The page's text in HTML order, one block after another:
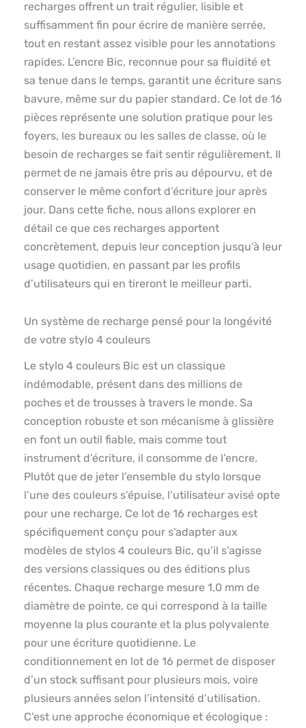
recharges offrent un trait régulier, lisible et
suffisamment fin pour écrire de manière serrée,
tout en restant assez visible pour les annotations
rapides. L’encre Bic, reconnue pour sa fluidité et
sa tenue dans le temps, garantit une écriture sans
bavure, même sur du papier standard. Ce lot de 16
pièces représente une solution pratique pour les
foyers, les bureaux ou les salles de classe, où le
besoin de recharges se fait sentir régulièrement. Il
permet de ne jamais être pris au dépourvu, et de
conserver le même confort d’écriture jour après
jour. Dans cette fiche, nous allons explorer en
détail ce que ces recharges apportent
concrètement, depuis leur conception jusqu’à leur
usage quotidien, en passant par les profils
d’utilisateurs qui en tireront le meilleur parti.
Un système de recharge pensé pour la longévité
de votre stylo 4 couleurs
Le stylo 4 couleurs Bic est un classique
indémodable, présent dans des millions de
poches et de trousses à travers le monde. Sa
conception robuste et son mécanisme à glissière
en font un outil fiable, mais comme tout
instrument d’écriture, il consomme de l’encre.
Plutôt que de jeter l’ensemble du stylo lorsque
l’une des couleurs s’épuise, l’utilisateur avisé opte
pour une recharge. Ce lot de 16 recharges est
spécifiquement conçu pour s’adapter aux
modèles de stylos 4 couleurs Bic, qu’il s’agisse
des versions classiques ou des éditions plus
récentes. Chaque recharge mesure 1,0 mm de
diamètre de pointe, ce qui correspond à la taille
moyenne la plus courante et la plus polyvalente
pour une écriture quotidienne. Le
conditionnement en lot de 16 permet de disposer
d’un stock suffisant pour plusieurs mois, voire
plusieurs années selon l’intensité d’utilisation.
C’est une approche économique et écologique :